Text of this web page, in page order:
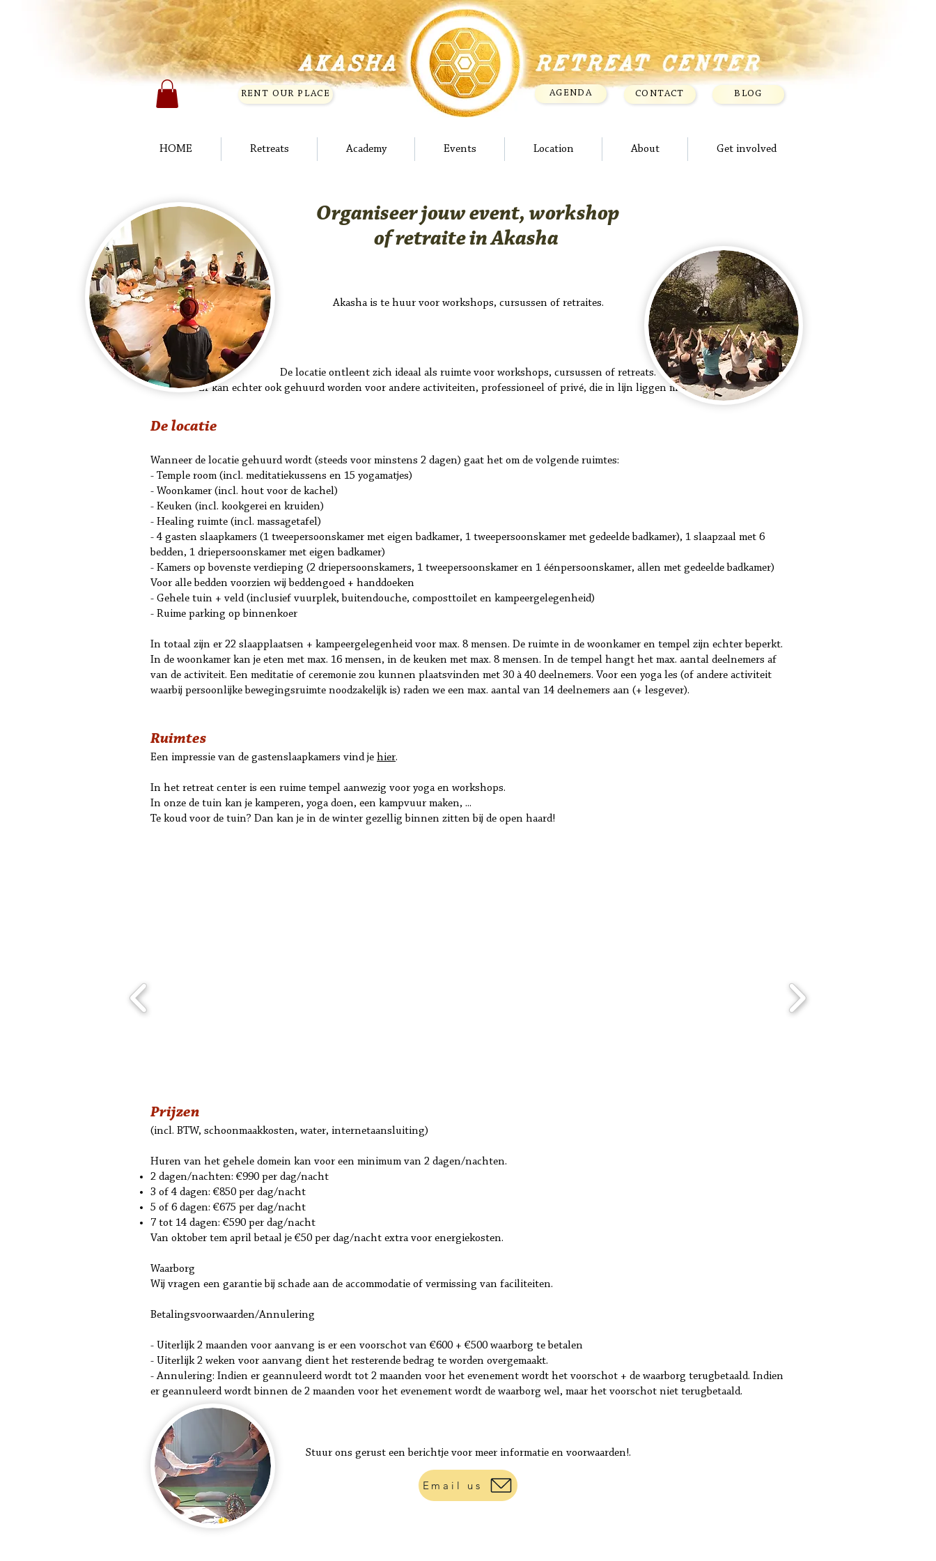
AGENDA CONTACT BLOG
RENT OUR PLACE
HOME Retreats Academy Events Location About Get involved
Organiseerjouw event, workshop
of retraite in Akasha
Akasha is te huur voor workshops, cursussen of retraites.
De locatie ontleent zich ideaal als ruimte voor workshops, cursussen of retreats.
Er kan echter ook gehuurd worden voor andere activiteiten, professioneel of privé, die in lijn liggen met onze visie.
De locatie
Wanneer de locatie gehuurd wordt (steeds voor minstens 2 dagen) gaat het om de volgende ruimtes:
- Temple room (incl. meditatiekussens en 15 yogamatjes)
- Woonkamer (incl. hout voor de kachel)
- Keuken (incl. kookgerei en kruiden)
- Healing ruimte (incl. massagetafel)
- 4 gasten slaapkamers (1 tweepersoonskamer met eigen badkamer, 1 tweepersoonskamer met gedeelde badkamer), 1 slaapzaal met 6
bedden, 1 driepersoonskamer met eigen badkamer)
- Kamers op bovenste verdieping (2 driepersoonskamers, 1 tweepersoonskamer en 1 éénpersoonskamer, allen met gedeelde badkamer)
Voor alle bedden voorzien wij beddengoed + handdoeken
- Gehele tuin + veld (inclusief vuurplek, buitendouche, composttoilet en kampeergelegenheid)
- Ruime parking op binnenkoer
In totaal zijn er 22 slaapplaatsen + kampeergelegenheid voor max. 8 mensen. De ruimte in de woonkamer en tempel zijn echter beperkt.
In de woonkamer kan je eten met max. 16 mensen, in de keuken met max. 8 mensen. In de tempel hangt het max. aantal deelnemers af
van de activiteit. Een meditatie of ceremonie zou kunnen plaatsvinden met 30 à 40 deelnemers. Voor een yoga les (of andere activiteit
waarbij persoonlijke bewegingsruimte noodzakelijk is) raden we een max. aantal van 14 deelnemers aan (+ lesgever).
Ruimtes
Een impressie van de gastenslaapkamers vind je hier.
In het retreat center is een ruime tempel aanwezig voor yoga en workshops.
In onze de tuin kan je kamperen, yoga doen, een kampvuur maken, ...
Te koud voor de tuin? Dan kan je in de winter gezellig binnen zitten bij de open haard!
Prijzen
(incl. BTW, schoonmaakkosten, water, internetaansluiting)
Huren van het gehele domein kan voor een minimum van 2 dagen/nachten.
2 dagen/nachten: €990 per dag/nacht
3 of 4 dagen: €850 per dag/nacht
5 of 6 dagen: €675 per dag/nacht
7 tot 14 dagen: €590 per dag/nacht
Van oktober tem april betaal je €50 per dag/nacht extra voor energiekosten.
Waarborg
Wij vragen een garantie bij schade aan de accommodatie of vermissing van faciliteiten.
Betalingsvoorwaarden/Annulering
- Uiterlijk 2 maanden voor aanvang is er een voorschot van €600 + €500 waarborg te betalen
- Uiterlijk 2 weken voor aanvang dient het resterende bedrag te worden overgemaakt.
- Annulering: Indien er geannuleerd wordt tot 2 maanden voor het evenement wordt het voorschot + de waarborg terugbetaald. Indien
er geannuleerd wordt binnen de 2 maanden voor het evenement wordt de waarborg wel, maar het voorschot niet terugbetaald.
Stuur ons gerust een berichtje voor meer informatie en voorwaarden!.
Email us